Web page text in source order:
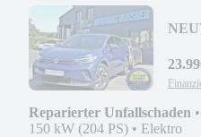
NEU
Reparierter Unfallschaden •
150 kW (204 PS) • Elektro